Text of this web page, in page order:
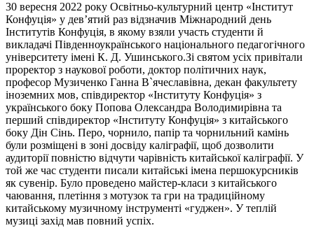
30 вересня 2022 року Освітньо-культурний центр «Інститут
Конфуція» у дев’ятий раз відзначив Міжнародний день
Інститутів Конфуція, в якому взяли участь студенти й
викладачі Південноукраїнського національного педагогічного
університету імені К. Д. Ушинського.Зі святом усіх привітали
проректор з наукової роботи, доктор політичних наук,
професор Музиченко Ганна В`ячеславівна, декан факультету
іноземних мов, співдиректор «Інституту Конфуція» з
українського боку Попова Олександра Володимирівна та
перший співдиректор «Інституту Конфуція» з китайського
боку Дін Сінь. Перо, чорнило, папір та чорнильний камінь
були розміщені в зоні досвіду каліграфії, щоб дозволити
аудиторії повністю відчути чарівність китайської каліграфії. У
той же час студенти писали китайські імена першокурсників
як сувенір. Було проведено майстер-класи з китайського
чаювання, плетіння з мотузок та гри на традиційному
китайському музичному інструменті «гуджен». У теплій
музиці захід мав повний успіх.